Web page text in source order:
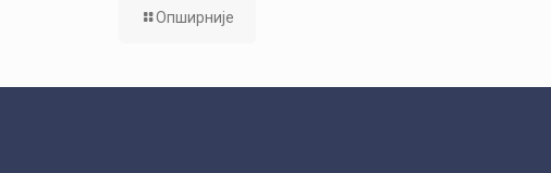
Опширније